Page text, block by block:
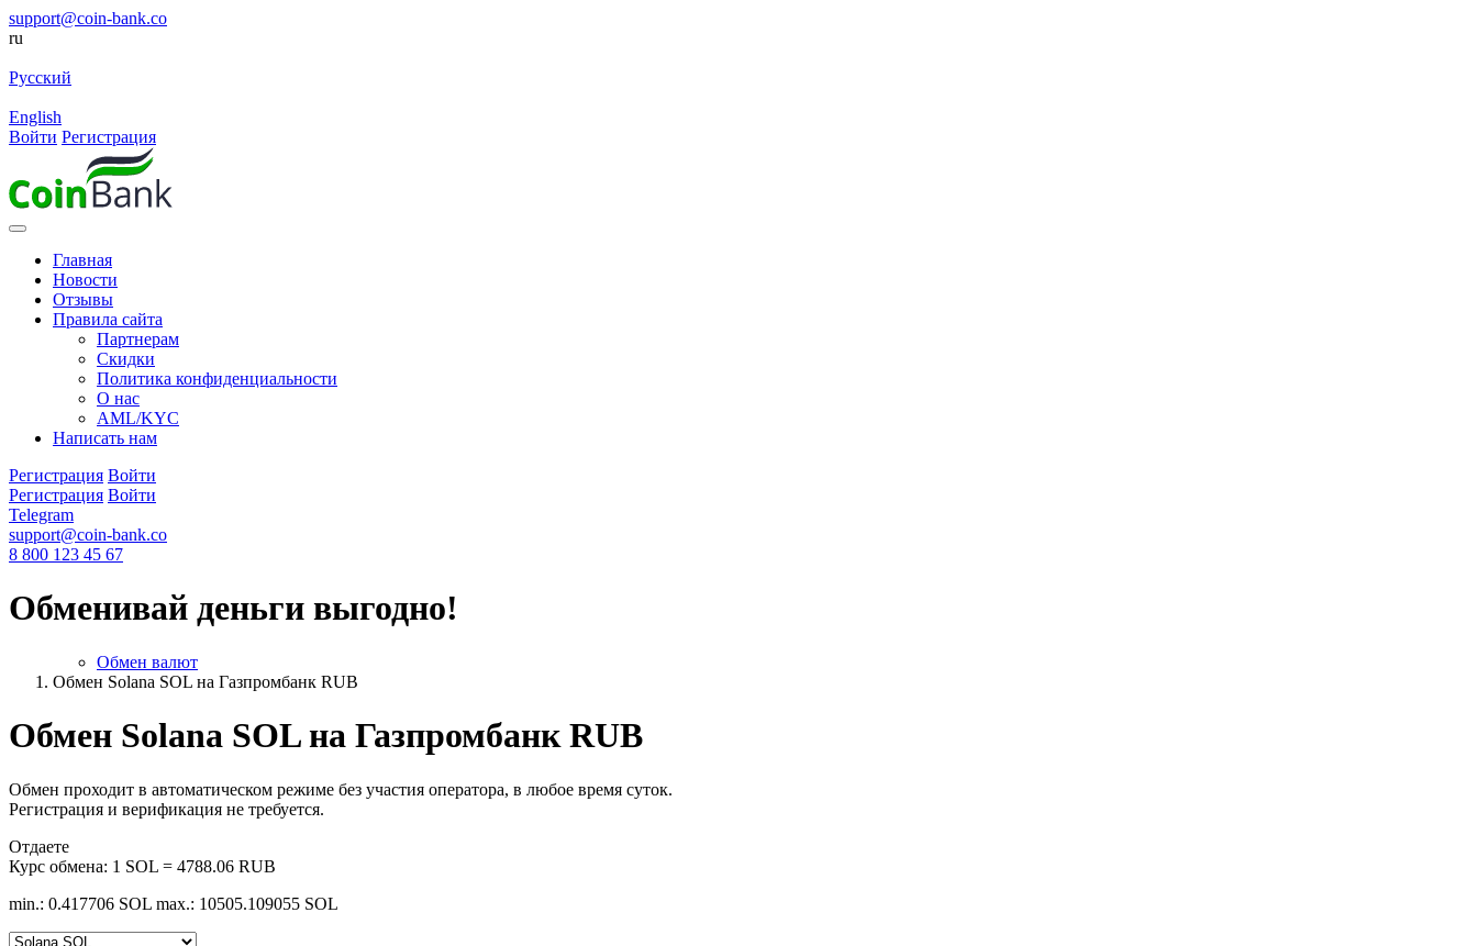
support@coin-bank.co
ru
Русский
English
Войти Регистрация
Главная
Новости
Отзывы
Правила сайта
Партнерам
Скидки
Политика конфиденциальности
О нас
AML/KYC
Написать нам
Регистрация Войти
Регистрация Войти
Telegram
support@coin-bank.co
8 800 123 45 67
Обменивай деньги выгодно!
Обмен валют
Обмен Solana SOL на Газпромбанк RUB
Обмен Solana SOL на Газпромбанк RUB
Обмен проходит в автоматическом режиме без участия оператора, в любое время суток.
Регистрация и верификация не требуется.
Отдаете
Курс обмена: 1 SOL = 4788.06 RUB
min.: 0.417706 SOL max.: 10505.109055 SOL